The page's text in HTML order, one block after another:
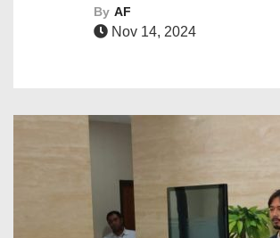
By AF
Nov 14, 2024